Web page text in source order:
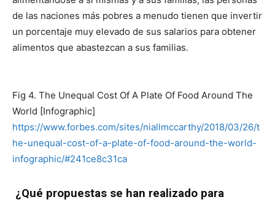
de las naciones más pobres a menudo tienen que invertir
un porcentaje muy elevado de sus salarios para obtener
alimentos que abastezcan a sus familias.
Fig 4. The Unequal Cost Of A Plate Of Food Around The
World [Infographic]
https://www.forbes.com/sites/niallmccarthy/2018/03/26/t
he-unequal-cost-of-a-plate-of-food-around-the-world-
infographic/#241ce8c31ca
¿Qué propuestas se han realizado para